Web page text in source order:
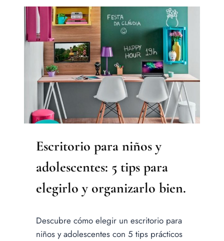
DE
UN
DORMITORIO
MASTER
E
IDEAS
DE
DISEÑO
Escritorio para niños y
adolescentes: 5 tips para
elegirlo y organizarlo bien.
Jesica
Samanez
Descubre cómo elegir un escritorio para
niños y adolescentes con 5 tips prácticos